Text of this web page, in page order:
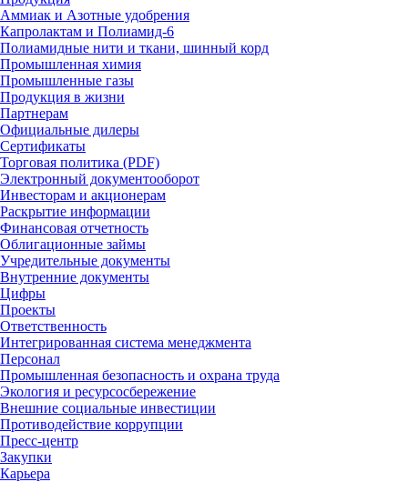
Аммиак и Азотные удобрения
Капролактам и Полиамид-6
Полиамидные нити и ткани, шинный корд
Промышленная химия
Промышленные газы
Продукция в жизни
Партнерам
Официальные дилеры
Сертификаты
Торговая политика (PDF)
Электронный документооборот
Инвесторам и акционерам
Раскрытие информации
Финансовая отчетность
Облигационные займы
Учредительные документы
Внутренние документы
Цифры
Проекты
Ответственность
Интегрированная система менеджмента
Персонал
Промышленная безопасность и охрана труда
Экология и ресурсосбережение
Внешние социальные инвестиции
Противодействие коррупции
Пресс-центр
Закупки
Карьера